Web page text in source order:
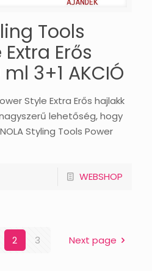
Tools
Erős
3+1 AKCIÓ
Style Extra Erős hajlakk
nagyszerű lehetőség, hogy
Styling Tools Power
WEBSHOP
2 3 Next page